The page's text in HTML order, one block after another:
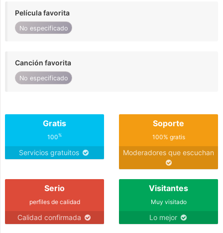
Película favorita
No especificado
Canción favorita
No especificado
Gratis
100%
Servicios gratuitos
Soporte
100% gratis
Moderadores que escuchan
Serio
perfiles de calidad
Calidad confirmada
Visitantes
Muy visitado
Lo mejor